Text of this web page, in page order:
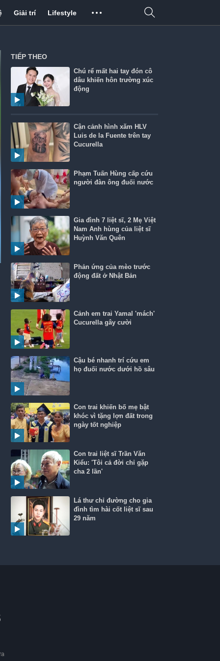
Giải trí Lifestyle
TIẾP THEO
Chú rể mất hai tay đón cô
dâu khiến hôn trường xúc
động
Cận cảnh hình xăm HLV
Luis de la Fuente trên tay
Cucurella
Phạm Tuấn Hùng cấp cứu
người đàn ông đuối nước
Gia đình 7 liệt sĩ, 2 Mẹ Việt
Nam Anh hùng của liệt sĩ
Huỳnh Văn Quên
Phản ứng của mèo trước
động đất ở Nhật Bản
Cảnh em trai Yamal 'mách'
Cucurella gây cười
Cậu bé nhanh trí cứu em
họ đuối nước dưới hồ sâu
Con trai khiến bố mẹ bật
khóc vì tặng lợn đất trong
ngày tốt nghiệp
Con trai liệt sĩ Trần Văn
Kiểu: 'Tôi cả đời chỉ gặp
cha 2 lần'
Lá thư chỉ đường cho gia
đình tìm hài cốt liệt sĩ sau
29 năm